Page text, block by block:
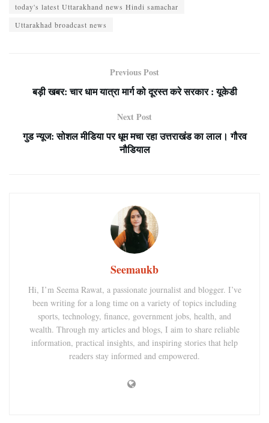
today's latest Uttarakhand news Hindi samachar
Uttarakhad broadcast news
Previous Post
बड़ी खबर: चार धाम यात्रा मार्ग को दूरस्त करे सरकार : यूकेडी
Next Post
गुड न्यूज: सोशल मीडिया पर धूम मचा रहा उत्तराखंड का लाल। गौरव
नौडियाल
Seemaukb
Hi, I’m Seema Rawat, a passionate journalist and blogger. I’ve
been writing for a long time on a variety of topics including
sports, technology, finance, government jobs, health, and
wealth. Through my articles and blogs, I aim to share reliable
information, practical insights, and inspiring stories that help
readers stay informed and empowered.